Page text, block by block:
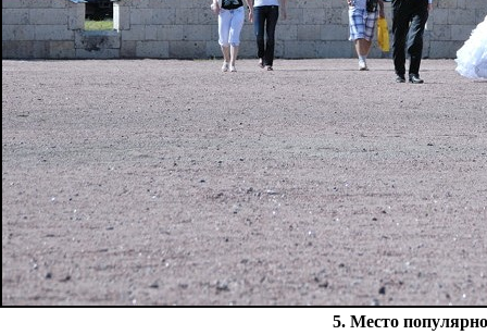
5. Место